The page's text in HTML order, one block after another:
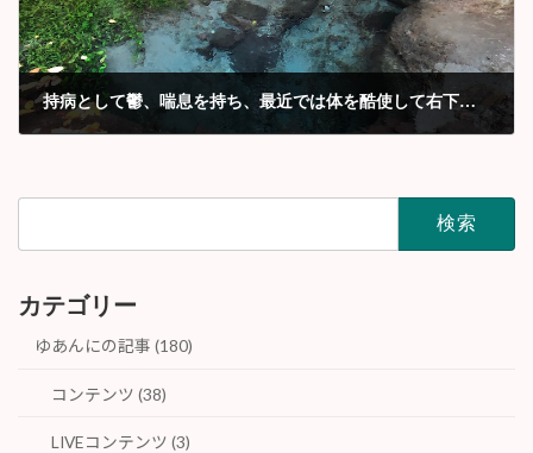
持病として鬱、喘息を持ち、最近では体を酷使して右下半身に痛みを抱えていました。
カテゴリー
ゆあんにの記事 (180)
コンテンツ (38)
LIVEコンテンツ (3)